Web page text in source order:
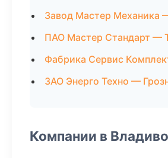
Завод Мастер Механика
ПАО Мастер Стандарт —
Фабрика Сервис
ЗАО Энерго Техно —
Компании в